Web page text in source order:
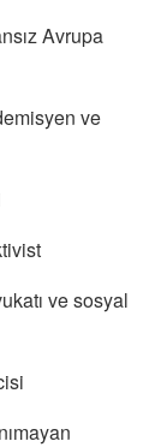
Avrupa
ve
ve sosyal